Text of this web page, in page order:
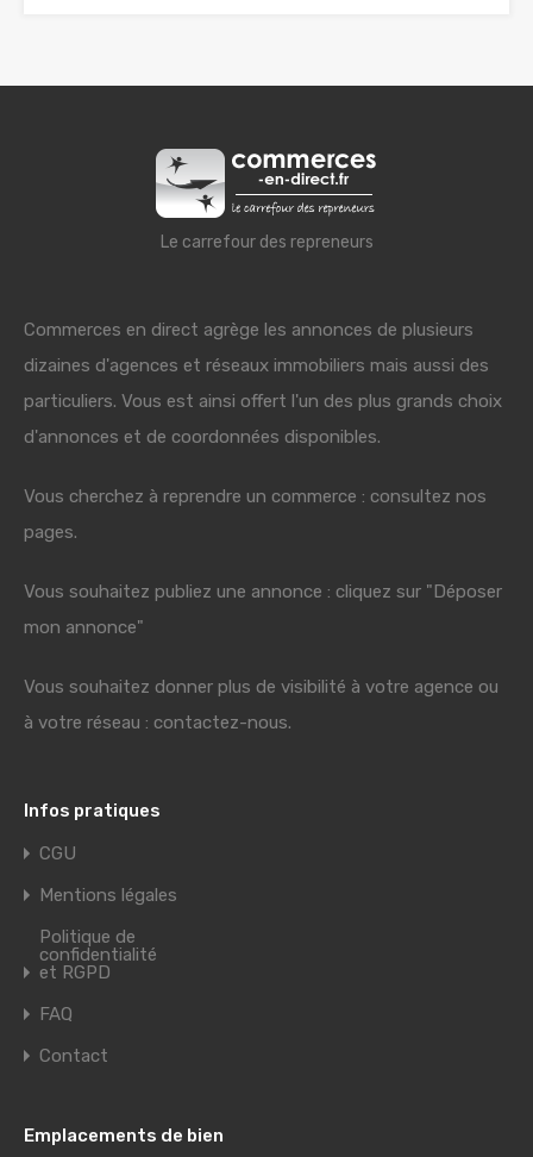
Le carrefour des repreneurs
Commerces en direct agrège les annonces de plusieurs
dizaines d'agences et réseaux immobiliers mais aussi des
particuliers. Vous est ainsi offert l'un des plus grands choix
d'annonces et de coordonnées disponibles.
Vous cherchez à reprendre un commerce : consultez nos
pages.
Vous souhaitez publiez une annonce : cliquez sur "Déposer
mon annonce"
Vous souhaitez donner plus de visibilité à votre agence ou
à votre réseau : contactez-nous.
Infos pratiques
CGU
Mentions légales
Politique de
confidentialité
et RGPD
FAQ
Contact
Emplacements de bien